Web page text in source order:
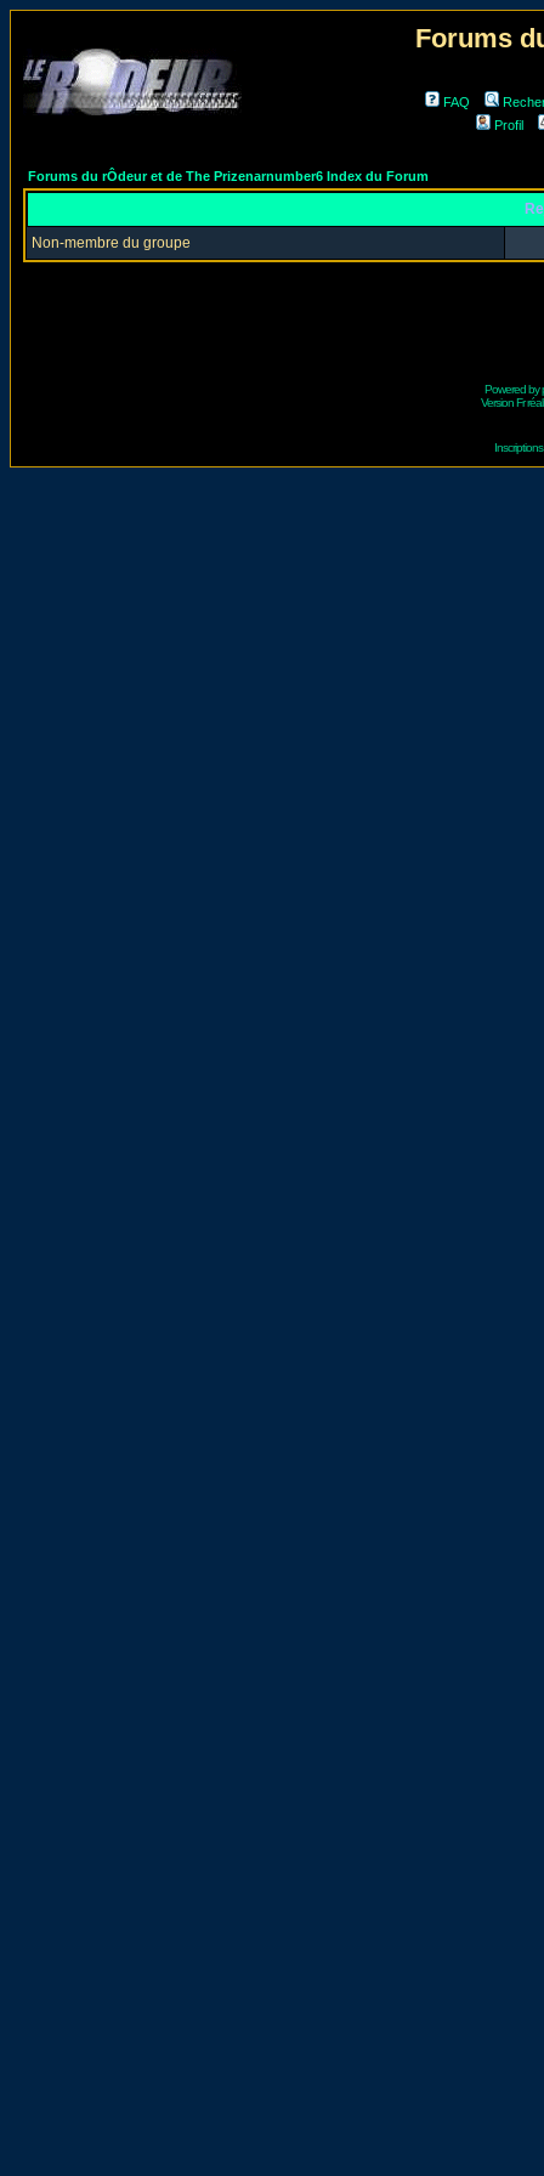
Forums
FAQ
Profil
Forums du rÔdeur et de The Prizenarnumber6 Index du Forum
Non-membre du groupe
Powered by
Version Fr